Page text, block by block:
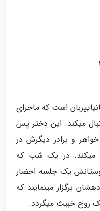
است که ماجرای
دنبال میکند. این دختر پس
و برادر دیگرش در
میکند. در یک شب که
یک جلسه احضار
برگزار مینمایند که
روح خبیث میگردد.